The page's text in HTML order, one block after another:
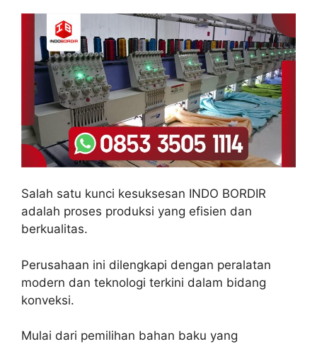
Salah satu kunci kesuksesan INDO BORDIR
adalah proses produksi yang efisien dan
berkualitas.
Perusahaan ini dilengkapi dengan peralatan
modern dan teknologi terkini dalam bidang
konveksi.
Mulai dari pemilihan bahan baku yang